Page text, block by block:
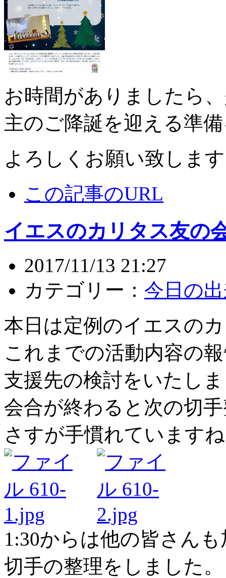
お時間がありましたら
主のご降誕を迎える準
よろしくお願い致しま
この記事のURL
イエスのカリタス友の
2017/11/13 21:27
カテゴリー： 今日の
本日は定例のイエスの
これまでの活動内容の
支援先の検討をいたし
会合が終わると次の切
さすが手慣れています
1:30からは他の皆さん
切手の整理をしました。